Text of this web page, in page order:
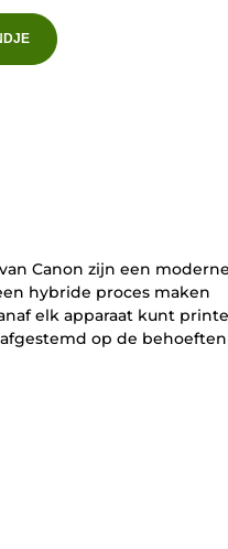
Canon zijn een
hybride proces maken
elk apparaat kunt
op de behoeften